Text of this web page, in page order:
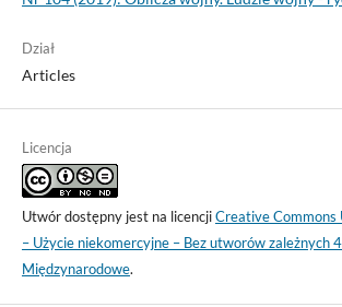
Dział
Articles
Licencja
Utwór dostępny jest na licencjiCreative Commons
– Użycie niekomercyjne – Bez utworów zależnych
Międzynarodowe.